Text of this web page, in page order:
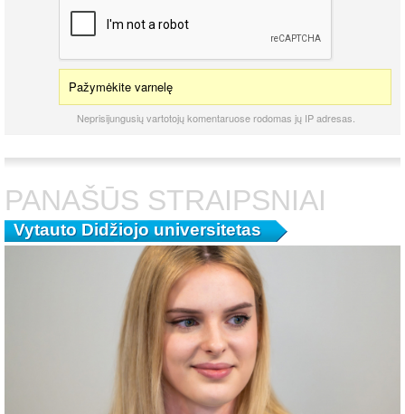
Pažymėkite varnelę
Neprisijungusių vartotojų komentaruose rodomas jų IP adresas.
PANAŠŪS STRAIPSNIAI
Vytauto Didžiojo universitetas